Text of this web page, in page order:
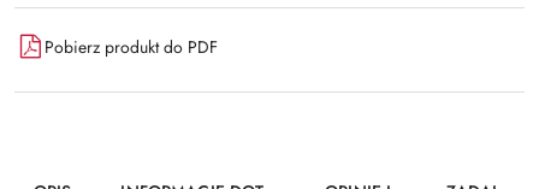
Pobierz produkt do PDF